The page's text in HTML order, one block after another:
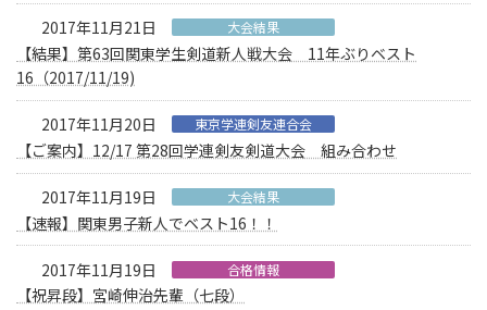
2017年11月21日 大会結果
【結果】第63回関東学生剣道新人戦大会 11年ぶりベスト
16（2017/11/19)
2017年11月20日 東京学連剣友連合会
【ご案内】12/17 第28回学連剣友剣道大会 組み合わせ
2017年11月19日 大会結果
【速報】関東男子新人でベスト16！！
2017年11月19日 合格情報
【祝昇段】宮崎伸治先輩（七段）